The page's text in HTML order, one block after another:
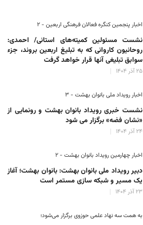
اخبار پنجمین کنگره فعالان فرهنگی اربعین - ۲
نشست مسئولین کمیته‌های استانی/ احمدی:
روحانیون کاروانی که به تبلیغ اربعین بروند، جزء
سوابق تبلیغی آنها قرار خواهد گرفت
۲۵ آذر ۱۴۰۴
اخبار رویداد ملی بانوان بهشت - ۳
نشست خبری رویداد بانوان بهشت و رونمایی از
«نشان فضه» برگزار می شود
۲۴ آذر ۱۴۰۴
اخبار چهارمین رویداد بانوان بهشت - ۲
دبیر رویداد ملی بانوان بهشت: بانوان بهشت؛ آغاز
یک مسیر و شبکه سازی مستمر است
۲۳ آذر ۱۴۰۴
به همت سه نهاد علمی حوزوی برگزار می‌شود؛